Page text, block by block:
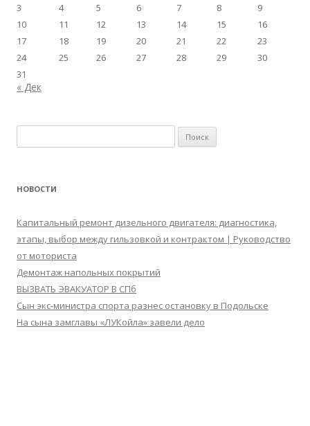
3
4 5 6 7 8
9
10
11 12 13 14 15
16
17
18 19 20 21 22
23
24
25 26 27 28 29
30
31
« Дек
НОВОСТИ
Капитальный ремонт дизельного двигателя: диагностика,
этапы, выбор между гильзовкой и контрактом | Руководство
от моториста
Демонтаж напольных покрытий
ВЫЗВАТЬ ЭВАКУАТОР В СПб
Сын экс-министра спорта разнес остановку в Подольске
На сына замглавы «ЛУКойла» завели дело